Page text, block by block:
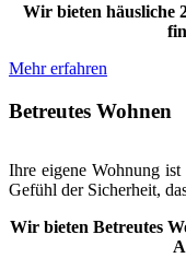
Wir bieten häusliche
Mehr erfahren
Betreutes Wohnen
Ihre eigene Wohnung ist
Gefühl der Sicherheit,
Wir bieten Betreutes